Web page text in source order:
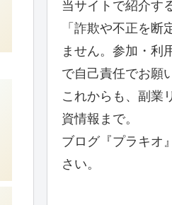
当サイトで紹介す
「詐欺や不正を断
ません。参加・利
で自己責任でお願
これからも、副業
資情報まで。
ブログ『プラキオ
さい。